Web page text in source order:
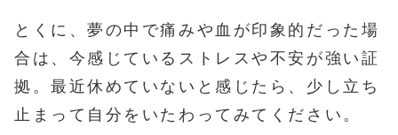
とくに、夢の中で痛みや血が印象的だった場
合は、今感じているストレスや不安が強い証
拠。最近休めていないと感じたら、少し立ち
止まって自分をいたわってみてください。